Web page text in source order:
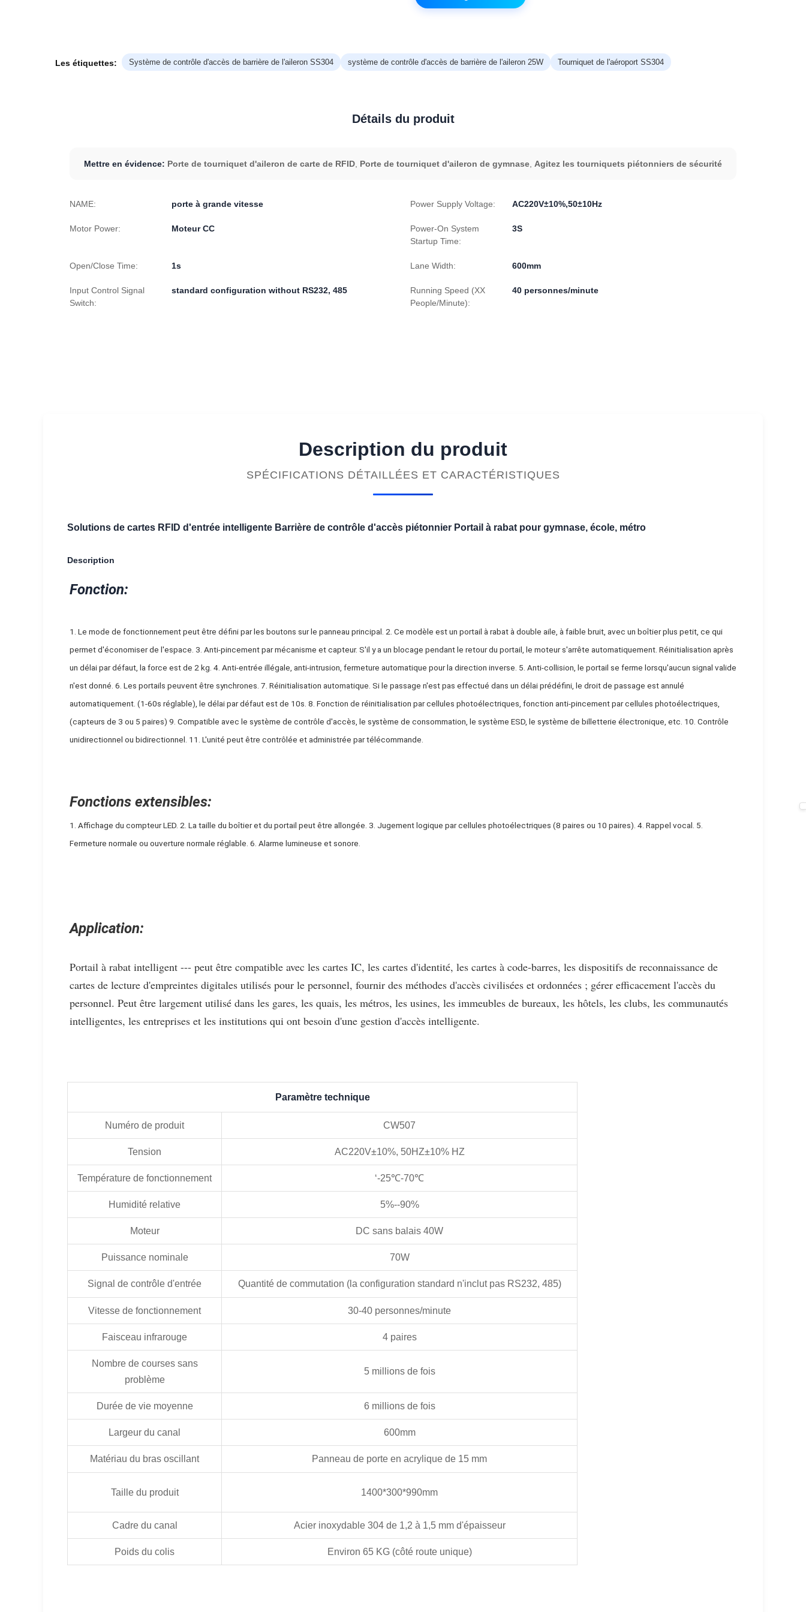
Les étiquettes: Système de contrôle d'accès de barrière de l'aileron SS304 système de contrôle d'accès de barrière de l'aileron 25W Tourniquet de l'aéroport SS304
Détails du produit
Mettre en évidence: Porte de tourniquet d'aileron de carte de RFID Porte de tourniquet d'aileron de gymnase Agitez les tourniquets piétonniers de sécurité
NAME: porte à grande vitesse Power Supply Voltage: AC220V±10%,50±10Hz
Motor Power: Moteur CC
Power-On System
Startup Time:
3S
Open/Close Time: 1s Lane Width: 600mm
Input Control Signal
Switch:
standard configuration without RS232, 485
Running Speed (XX
People/Minute):
40 personnes/minute
Description du produit
SPÉCIFICATIONS DÉTAILLÉES ET CARACTÉRISTIQUES
Solutions de cartes RFID d'entrée intelligente Barrière de contrôle d'accès piétonnier Portail à rabat pour gymnase, école, métro
Description
Fonction:
1. Le mode de fonctionnement peut être défini par les boutons sur le panneau principal. 2. Ce modèle est un portail à rabat à double aile, à faible bruit, avec un boîtier plus petit, ce qui
permet d'économiser de l'espace. 3. Anti-pincement par mécanisme et capteur. S'il y a un blocage pendant le retour du portail, le moteur s'arrête automatiquement. Réinitialisation après
un délai par défaut, la force est de 2 kg. 4. Anti-entrée illégale, anti-intrusion, fermeture automatique pour la direction inverse. 5. Anti-collision, le portail se ferme lorsqu'aucun signal valide
n'est donné. 6. Les portails peuvent être synchrones. 7. Réinitialisation automatique. Si le passage n'est pas effectué dans un délai prédéfini, le droit de passage est annulé
automatiquement. (1-60s réglable), le délai par défaut est de 10s. 8. Fonction de réinitialisation par cellules photoélectriques, fonction anti-pincement par cellules photoélectriques,
(capteurs de 3 ou 5 paires) 9. Compatible avec le système de contrôle d'accès, le système de consommation, le système ESD, le système de billetterie électronique, etc. 10. Contrôle
unidirectionnel ou bidirectionnel. 11. L'unité peut être contrôlée et administrée par télécommande.
Fonctions extensibles:
1. Affichage du compteur LED. 2. La taille du boîtier et du portail peut être allongée. 3. Jugement logique par cellules photoélectriques (8 paires ou 10 paires). 4. Rappel vocal. 5.
Fermeture normale ou ouverture normale réglable. 6. Alarme lumineuse et sonore.
Application:
Portail à rabat intelligent --- peut être compatible avec les cartes IC, les cartes d'identité, les cartes à code-barres, les dispositifs de reconnaissance de
cartes de lecture d'empreintes digitales utilisés pour le personnel, fournir des méthodes d'accès civilisées et ordonnées ; gérer efficacement l'accès du
personnel. Peut être largement utilisé dans les gares, les quais, les métros, les usines, les immeubles de bureaux, les hôtels, les clubs, les communautés
intelligentes, les entreprises et les institutions qui ont besoin d'une gestion d'accès intelligente.
Paramètre technique
Numéro de produit CW507
Tension AC220V±10%, 50HZ±10% HZ
Température de fonctionnement ‘-25℃-70℃
Humidité relative 5%--90%
Moteur DC sans balais 40W
Puissance nominale 70W
Signal de contrôle d'entrée Quantité de commutation (la configuration standard n'inclut pas RS232, 485)
Vitesse de fonctionnement 30-40 personnes/minute
Faisceau infrarouge 4 paires
Nombre de courses sans
problème
5 millions de fois
Durée de vie moyenne 6 millions de fois
Largeur du canal 600mm
Matériau du bras oscillant Panneau de porte en acrylique de 15 mm
Taille du produit 1400*300*990mm
Cadre du canal Acier inoxydable 304 de 1,2 à 1,5 mm d'épaisseur
Poids du colis Environ 65 KG (côté route unique)